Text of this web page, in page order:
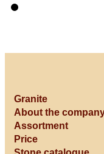
Granite
About the
Assortment
Price